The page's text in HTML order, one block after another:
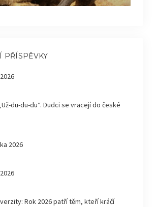
PŘÍSPĚVKY
du-du-du“. Dudci se vracejí do české
2026
Rok 2026 patří těm, kteří kráčí